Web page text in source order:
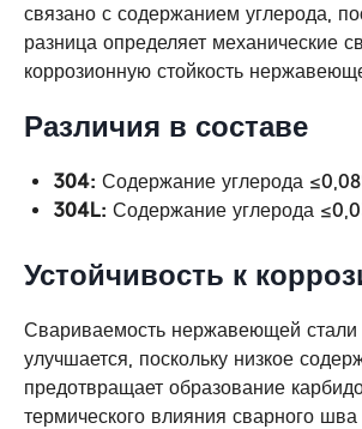
связано с содержанием углерода,
разница определяет механические
коррозионную стойкость
Различия в составе
304: Содержание углерода
304L: Содержание углерода
Устойчивость к
Свариваемость нержавеющей
улучшается, поскольку низкое
предотвращает образование
термического влияния сварного